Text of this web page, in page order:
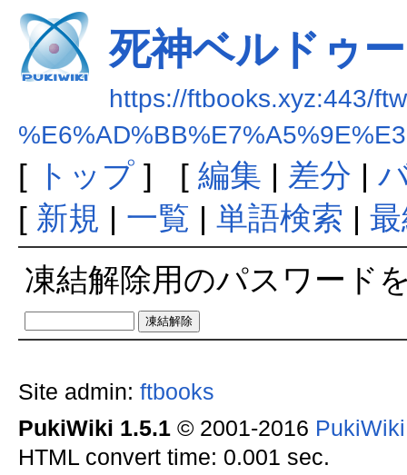
死神ベルドゥー
https://ftbooks.xyz:443/
[ トップ] [ 編集 | 差分 |
[ 新規 | 一覧 | 単語検索 |
凍結解除用のパスワード
Site admin: ftbooks
PukiWiki 1.5.1© 2001-2016
HTML convert time: 0.001 sec.